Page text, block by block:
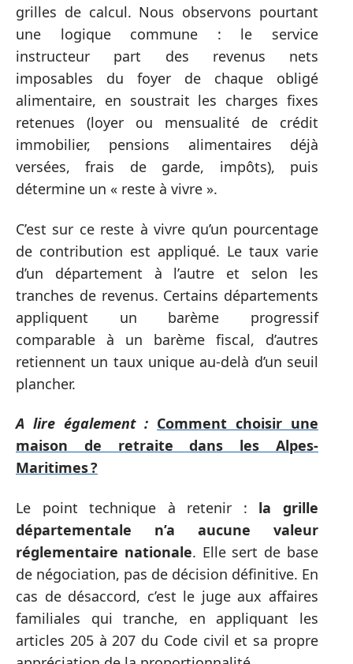
grilles de calcul. Nous observons pourtant
une logique commune : le service
instructeur part des revenus nets
imposables du foyer de chaque obligé
alimentaire, en soustrait les charges fixes
retenues (loyer ou mensualité de crédit
immobilier, pensions alimentaires déjà
versées, frais de garde, impôts), puis
détermine un « reste à vivre ».
C’est sur ce reste à vivre qu’un pourcentage
de contribution est appliqué. Le taux varie
d’un département à l’autre et selon les
tranches de revenus. Certains départements
appliquent un barème progressif
comparable à un barème fiscal, d’autres
retiennent un taux unique au-delà d’un seuil
plancher.
A lire également : Comment choisir une
maison de retraite dans les Alpes-
Maritimes ?
Le point technique à retenir : la grille
départementale n’a aucune valeur
réglementaire nationale. Elle sert de base
de négociation, pas de décision définitive. En
cas de désaccord, c’est le juge aux affaires
familiales qui tranche, en appliquant les
articles 205 à 207 du Code civil et sa propre